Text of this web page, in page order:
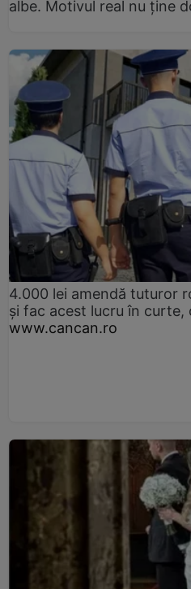
albe. Motivul real nu ține
4.000 lei amendă tuturor
și fac acest lucru în curte,
www.cancan.ro